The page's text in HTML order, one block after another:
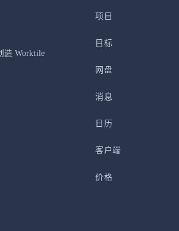
造 Worktile
项目
目标
网盘
消息
日历
客户端
价格